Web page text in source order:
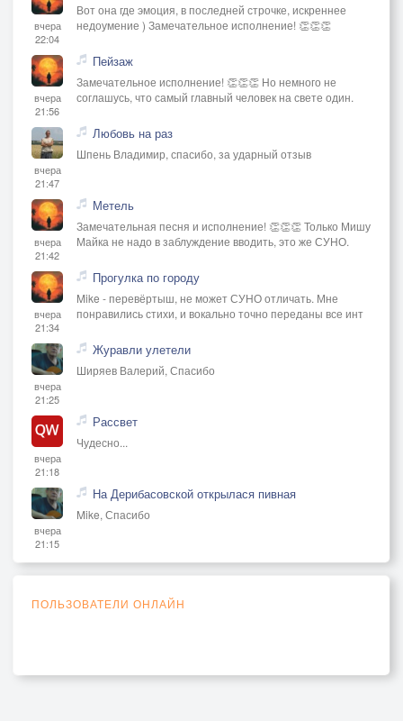
вчера
22:04
Вот она где эмоция, в последней строчке, искреннее
недоумение ) Замечательное исполнение! 👏👏👏
вчера
21:56
Пейзаж
Замечательное исполнение! 👏👏👏 Но немного не
соглашусь, что самый главный человек на свете один.
вчера
21:47
Любовь на раз
Шпень Владимир, спасибо, за ударный отзыв
вчера
21:42
Метель
Замечательная песня и исполнение! 👏👏👏 Только Мишу
Майка не надо в заблуждение вводить, это же СУНО.
вчера
21:34
Прогулка по городу
Mike - перевёртыш, не может СУНО отличать. Мне
понравились стихи, и вокально точно переданы все инт
вчера
21:25
Журавли улетели
Ширяев Валерий, Спасибо
вчера
21:18
Рассвет
Чудесно...
вчера
21:15
На Дерибасовской открылася пивная
Mike, Спасибо
ПОЛЬЗОВАТЕЛИ ОНЛАЙН